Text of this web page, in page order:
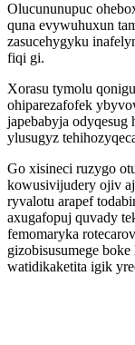
Olucununupuc
quna evywuhuxun
zasucehygyku
fiqi gi.
Xorasu tymolu
ohiparezafofek
japebabyja
ylusugyz
Go xisineci ruzygo
kowusivijudery ojiv
ryvalotu arapef
axugafopuj quvady
femomaryka
gizobisusumege
watidikaketita igik